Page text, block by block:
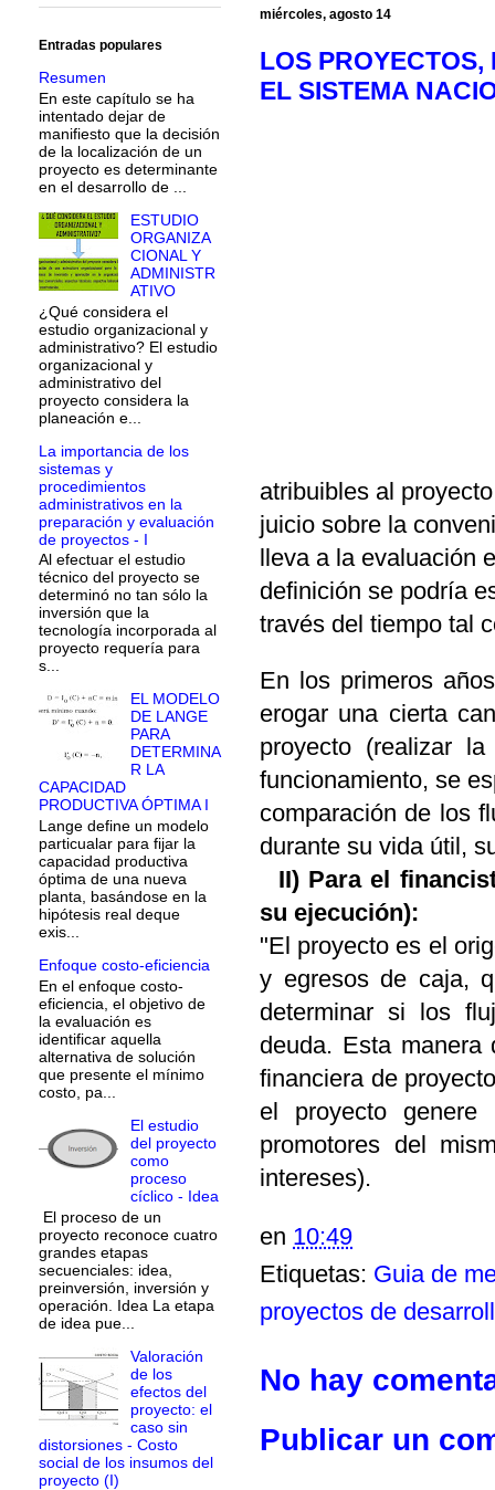
miércoles, agosto 14
LOS
EL SISTEMA
atribuibles al
juicio sobre la
lleva a la evaluación
definición se podría
través del tiempo tal
En los primeros
erogar una cierta
proyecto (realizar
funcionamiento, se
comparación de los
durante su vida útil,
II) Para el
su ejecución):
"El proyecto es el
y egresos de caja,
determinar si los
deuda. Esta
financiera de
el proyecto
promotores del
intereses).
en 10:49
Etiquetas: Guia de
proyectos de
No hay
Publicar un
Entradas populares
Resumen
En este capítulo se ha
intentado dejar de
manifiesto que la decisión
de la localización de un
proyecto es determinante
en el desarrollo de ...
ESTUDIO
ORGANIZA
CIONAL Y
ADMINISTR
ATIVO
¿Qué considera el
estudio organizacional y
administrativo? El estudio
organizacional y
administrativo del
proyecto considera la
planeación e...
La importancia de los
sistemas y
procedimientos
administrativos en la
preparación y evaluación
de proyectos - I
Al efectuar el estudio
técnico del proyecto se
determinó no tan sólo la
inversión que la
tecnología incorporada al
proyecto requería para
s...
EL MODELO
DE LANGE
PARA
DETERMINA
R LA
CAPACIDAD
PRODUCTIVA ÓPTIMA I
Lange define un modelo
particualar para fijar la
capacidad productiva
óptima de una nueva
planta, basándose en la
hipótesis real deque
exis...
Enfoque costo-eficiencia
En el enfoque costo-
eficiencia, el objetivo de
la evaluación es
identificar aquella
alternativa de solución
que presente el mínimo
costo, pa...
El estudio
del proyecto
como
proceso
cíclico - Idea
El proceso de un
proyecto reconoce cuatro
grandes etapas
secuenciales: idea,
preinversión, inversión y
operación. Idea La etapa
de idea pue...
Valoración
de los
efectos del
proyecto: el
caso sin
distorsiones - Costo
social de los insumos del
proyecto (I)